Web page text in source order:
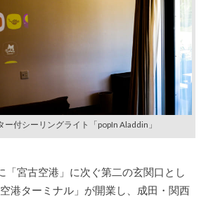
ー付シーリングライト「popIn Aladdin」
「宮古空港」に次ぐ第二の玄関口とし
港ターミナル」が開業し、成田・関西